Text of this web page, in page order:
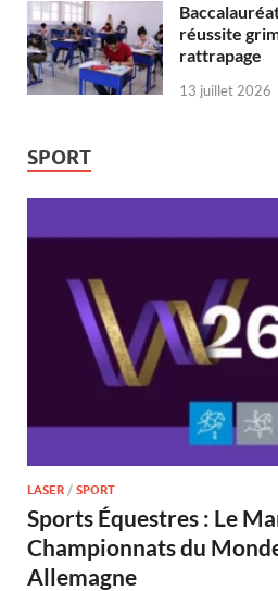
réussite
rattrapage
13 juillet 2026
SPORT
LASER / SPORT
Sports Équestres : Le
Championnats du
Allemagne